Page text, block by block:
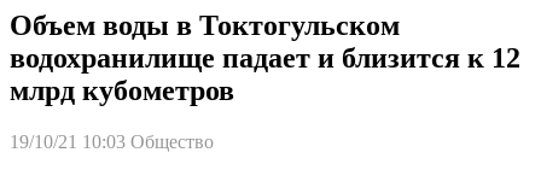
Объем воды в Токтогульском
водохранилище падает и близится к 12
млрд кубометров
19/10/21 10:03 Общество